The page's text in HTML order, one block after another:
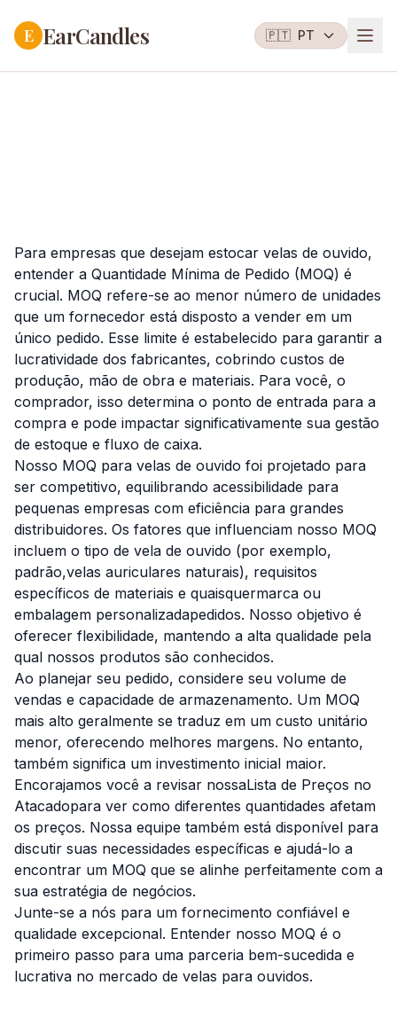
E EarCandles 🇵🇹 PT
Para empresas que desejam estocar velas de ouvido,
entender a Quantidade Mínima de Pedido (MOQ) é
crucial. MOQ refere-se ao menor número de unidades
que um fornecedor está disposto a vender em um
único pedido. Esse limite é estabelecido para garantir a
lucratividade dos fabricantes, cobrindo custos de
produção, mão de obra e materiais. Para você, o
comprador, isso determina o ponto de entrada para a
compra e pode impactar significativamente sua gestão
de estoque e fluxo de caixa.
Nosso MOQ para velas de ouvido foi projetado para
ser competitivo, equilibrando acessibilidade para
pequenas empresas com eficiência para grandes
distribuidores. Os fatores que influenciam nosso MOQ
incluem o tipo de vela de ouvido (por exemplo,
padrão,velas auriculares naturais), requisitos
específicos de materiais e quaisquermarca ou
embalagem personalizadapedidos. Nosso objetivo é
oferecer flexibilidade, mantendo a alta qualidade pela
qual nossos produtos são conhecidos.
Ao planejar seu pedido, considere seu volume de
vendas e capacidade de armazenamento. Um MOQ
mais alto geralmente se traduz em um custo unitário
menor, oferecendo melhores margens. No entanto,
também significa um investimento inicial maior.
Encorajamos você a revisar nossaLista de Preços no
Atacadopara ver como diferentes quantidades afetam
os preços. Nossa equipe também está disponível para
discutir suas necessidades específicas e ajudá-lo a
encontrar um MOQ que se alinhe perfeitamente com a
sua estratégia de negócios.
Junte-se a nós para um fornecimento confiável e
qualidade excepcional. Entender nosso MOQ é o
primeiro passo para uma parceria bem-sucedida e
lucrativa no mercado de velas para ouvidos.